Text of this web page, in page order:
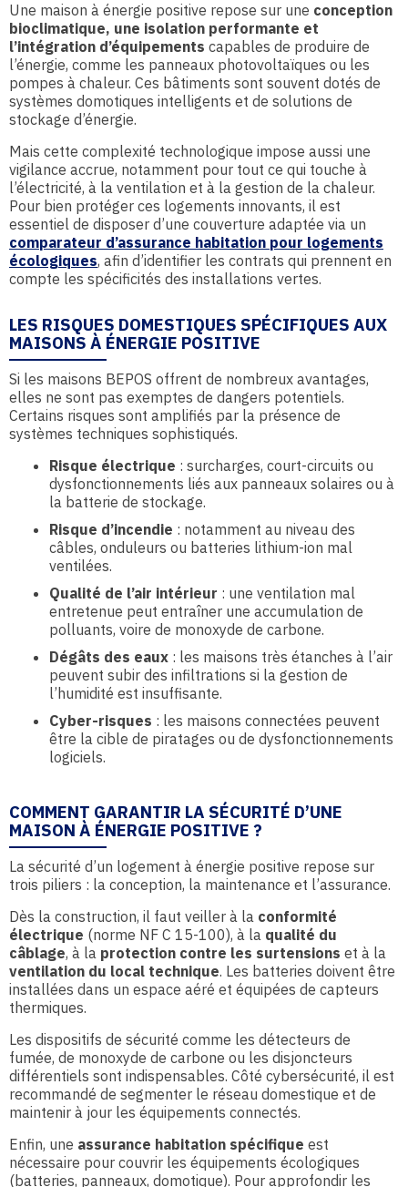
Une maison à énergie positive repose sur une conception
bioclimatique, une isolation performante et
l’intégration d’équipements capables de produire de
l’énergie, comme les panneaux photovoltaïques ou les
pompes à chaleur. Ces bâtiments sont souvent dotés de
systèmes domotiques intelligents et de solutions de
stockage d’énergie.
Mais cette complexité technologique impose aussi une
vigilance accrue, notamment pour tout ce qui touche à
l’électricité, à la ventilation et à la gestion de la chaleur.
Pour bien protéger ces logements innovants, il est
essentiel de disposer d’une couverture adaptée via un
comparateur d’assurance habitation pour logements
écologiques, afin d’identifier les contrats qui prennent en
compte les spécificités des installations vertes.
LES RISQUES DOMESTIQUES SPÉCIFIQUES AUX
MAISONS À ÉNERGIE POSITIVE
Si les maisons BEPOS offrent de nombreux avantages,
elles ne sont pas exemptes de dangers potentiels.
Certains risques sont amplifiés par la présence de
systèmes techniques sophistiqués.
Risque électrique : surcharges, court-circuits ou
dysfonctionnements liés aux panneaux solaires ou à
la batterie de stockage.
Risque d’incendie : notamment au niveau des
câbles, onduleurs ou batteries lithium-ion mal
ventilées.
Qualité de l’air intérieur : une ventilation mal
entretenue peut entraîner une accumulation de
polluants, voire de monoxyde de carbone.
Dégâts des eaux : les maisons très étanches à l’air
peuvent subir des infiltrations si la gestion de
l’humidité est insuffisante.
Cyber-risques : les maisons connectées peuvent
être la cible de piratages ou de dysfonctionnements
logiciels.
COMMENT GARANTIR LA SÉCURITÉ D’UNE
MAISON À ÉNERGIE POSITIVE ?
La sécurité d’un logement à énergie positive repose sur
trois piliers : la conception, la maintenance et l’assurance.
Dès la construction, il faut veiller à la conformité
électrique (norme NF C 15-100), à la qualité du
câblage, à la protection contre les surtensions et à la
ventilation du local technique. Les batteries doivent être
installées dans un espace aéré et équipées de capteurs
thermiques.
Les dispositifs de sécurité comme les détecteurs de
fumée, de monoxyde de carbone ou les disjoncteurs
différentiels sont indispensables. Côté cybersécurité, il est
recommandé de segmenter le réseau domestique et de
maintenir à jour les équipements connectés.
Enfin, une assurance habitation spécifique est
nécessaire pour couvrir les équipements écologiques
(batteries, panneaux, domotique). Pour approfondir les